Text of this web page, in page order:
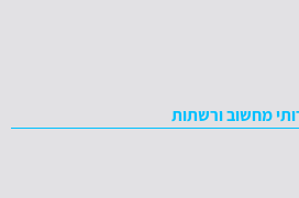
מחשוב ורשתות